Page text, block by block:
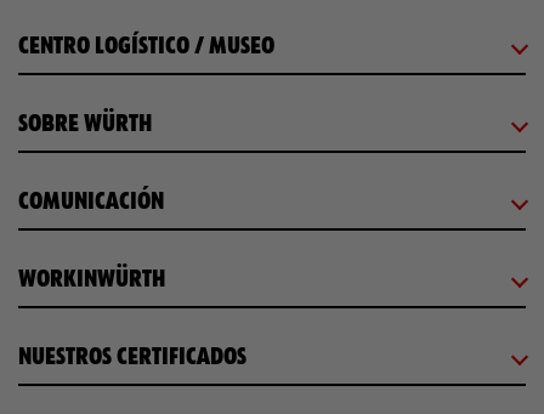
CENTRO LOGÍSTICO / MUSEO
SOBRE WÜRTH
COMUNICACIÓN
WORKINWÜRTH
NUESTROS CERTIFICADOS